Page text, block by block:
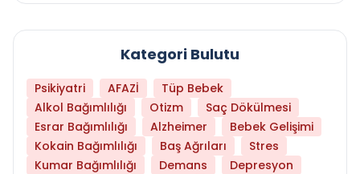
Kategori Bulutu
Psikiyatri AFAZİ
Tüp Bebek
Alkol Bağımlılığı
Otizm
Saç Dökülmesi
Esrar Bağımlılığı
Alzheimer
Bebek Gelişimi
Kokain Bağımlılığı
Baş Ağrıları
Stres
Kumar Bağımlılığı
Demans
Depresyon